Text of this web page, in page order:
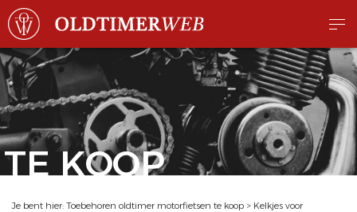
TE KOOP
Je bent hier: Toebehoren oldtimer motorfietsen te koop > Kelkjes voor